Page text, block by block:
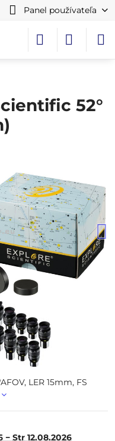
Panel používateľa
52°
LER 15mm, FS
− Str 12.08.2026